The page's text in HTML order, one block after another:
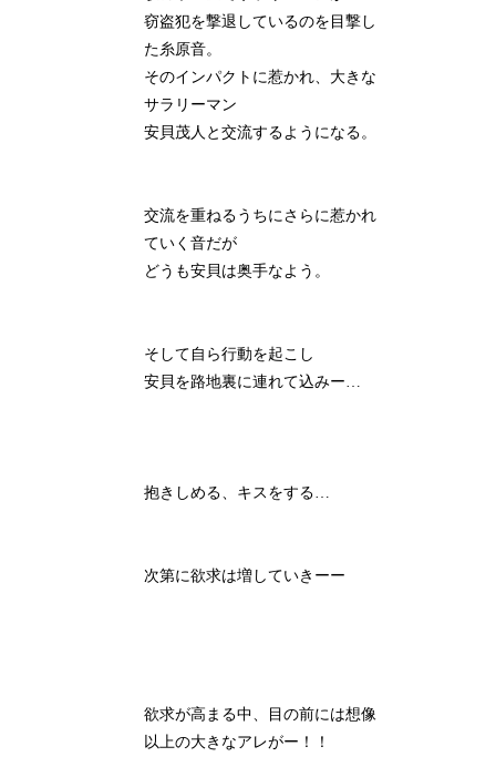
窃盗犯を撃退しているのを目撃し
た糸原音。
そのインパクトに惹かれ、大きな
サラリーマン
安貝茂人と交流するようになる。
交流を重ねるうちにさらに惹かれ
ていく音だが
どうも安貝は奥手なよう。
そして自ら行動を起こし
安貝を路地裏に連れて込みー…
抱きしめる、キスをする…
次第に欲求は増していきーー
欲求が高まる中、目の前には想像
以上の大きなアレがー！！